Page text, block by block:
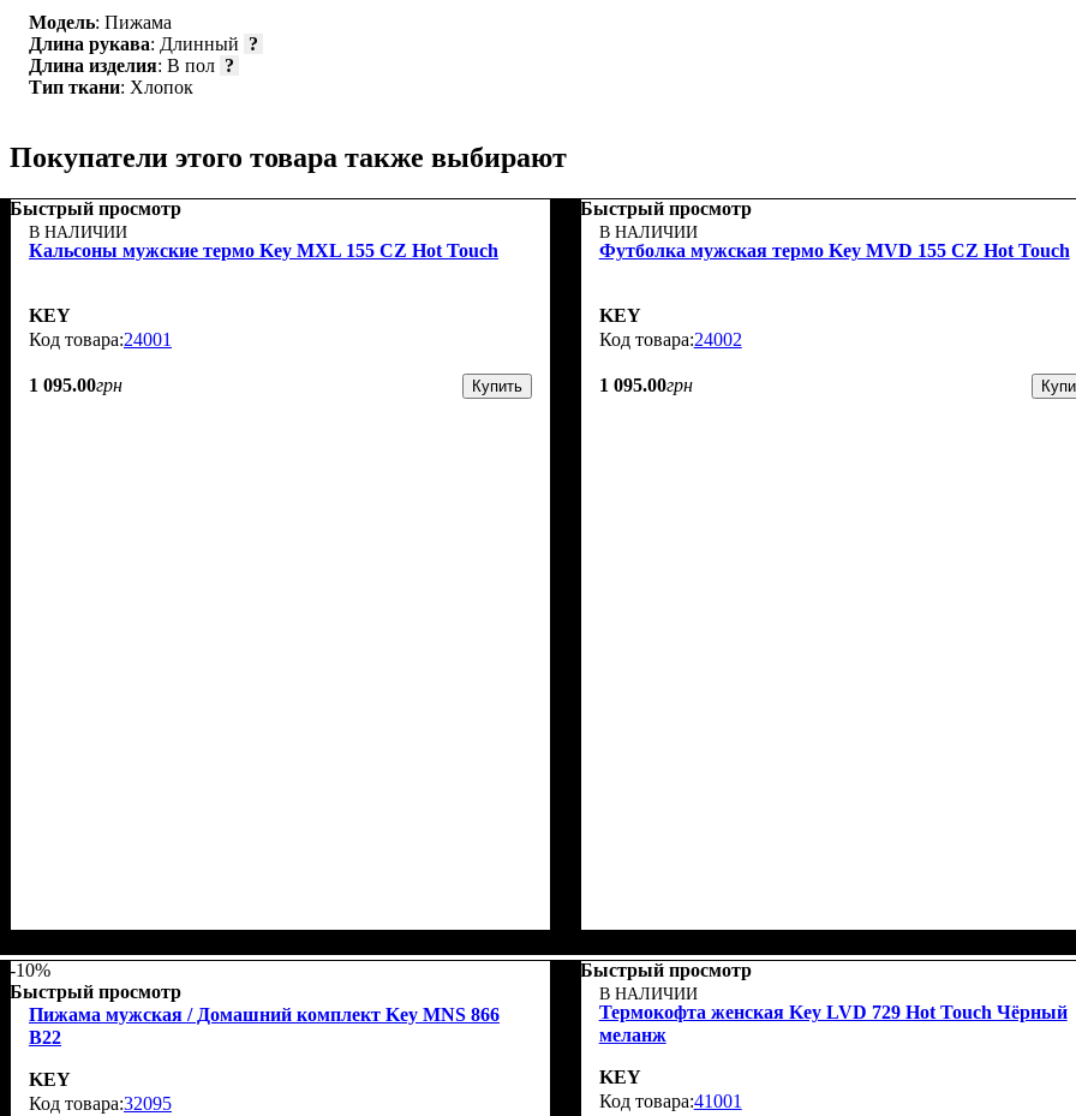
Модель: Пижама
Длина рукава: Длинный ?
Длина изделия: В пол ?
Тип ткани: Хлопок
Покупатели этого товара также выбирают
Быстрый просмотр
В НАЛИЧИИ
Кальсоны мужские термо Key MXL 155 CZ Hot Touch
KEY
24001
1 095.00грн Купить
Быстрый просмотр
В НАЛИЧИИ
Футболка мужская термо Key MVD 155 CZ Hot Touch
KEY
24002
1 095.00грн
-10%
Быстрый просмотр
Пижама мужская / Домашний комплект Key MNS 866
B22
KEY
32095
Быстрый просмотр
В НАЛИЧИИ
Термокофта женская Key LVD 729 Hot Touch Чёрный
меланж
KEY
41001